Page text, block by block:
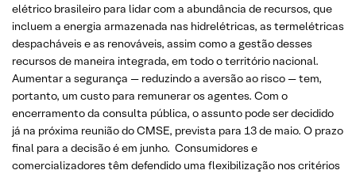
elétrico brasileiro para lidar com a abundância de recursos, que
incluem a energia armazenada nas hidrelétricas, as termelétricas
despacháveis e as renováveis, assim como a gestão desses
recursos de maneira integrada, em todo o território nacional.
Aumentar a segurança — reduzindo a aversão ao risco — tem,
portanto, um custo para remunerar os agentes. Com o
encerramento da consulta pública, o assunto pode ser decidido
já na próxima reunião do CMSE, prevista para 13 de maio. O prazo
final para a decisão é em junho. Consumidores e
comercializadores têm defendido uma flexibilização nos critérios